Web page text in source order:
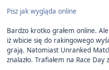
Pisz jak wygląda online
Bardzo krotko grałem online.
iż wbicie się do rakingowego
grają. Natomiast Unranked
znalazło. Trafiałem na Race Day